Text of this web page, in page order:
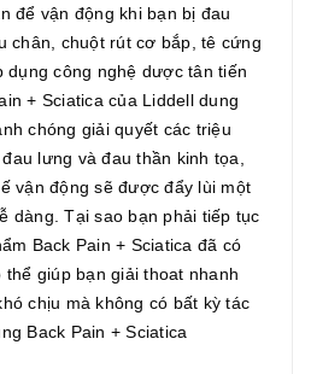
để vận động khi bạn bị đau
chân, chuột rút cơ bắp, tê cứng
dụng công nghệ dược tân tiến
+ Sciatica của Liddell dung
chóng giải quyết các triệu
lưng và đau thần kinh tọa,
vận động sẽ được đẩy lùi một
dàng. Tại sao bạn phải tiếp tục
Back Pain + Sciatica đã có
thể giúp bạn giải thoat nhanh
chịu mà không có bất kỳ tác
Back Pain + Sciatica